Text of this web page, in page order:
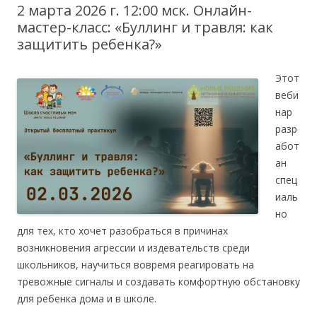
2 марта 2026 г. 12:00 мск. Онлайн-
мастер-класс: «Буллинг и травля: как
защитить ребенка?»
Этот
веби
нар
разр
абот
ан
спец
иаль
но
для тех, кто хочет разобраться в причинах
возникновения агрессии и издевательств среди
школьников, научиться вовремя реагировать на
тревожные сигналы и создавать комфортную обстановку
для ребенка дома и в школе.